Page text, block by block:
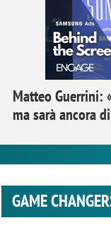
Matteo Guerrini:
ma sarà ancora
GAME